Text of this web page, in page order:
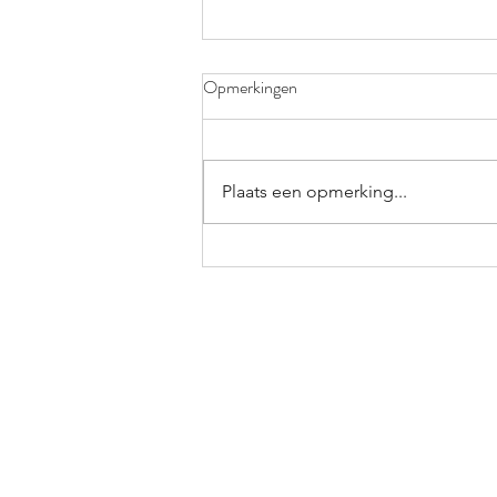
Recept: Espinacas con garbanzos
Opmerkingen
Plaats een opmerking...